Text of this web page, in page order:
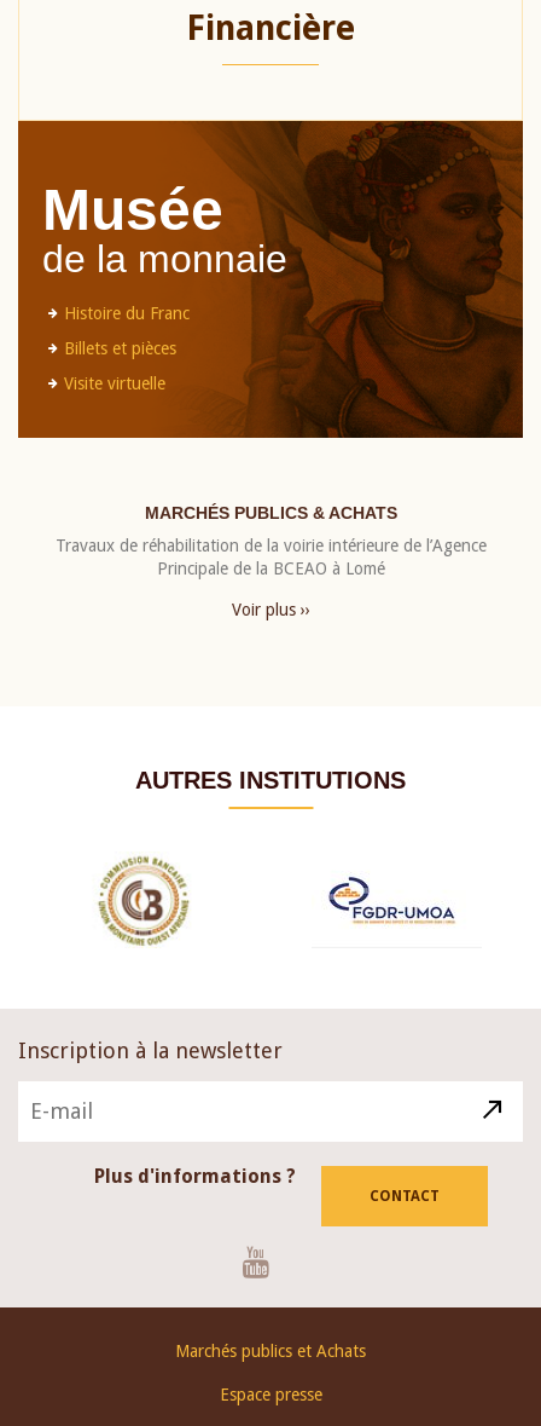
Financière
Musée
de la monnaie
Histoire du Franc
Billets et pièces
Visite virtuelle
MARCHÉS PUBLICS & ACHATS
Travaux de réhabilitation de la voirie intérieure de l’Agence
Principale de la BCEAO à Lomé
Voir plus ››
AUTRES INSTITUTIONS
Inscription à la newsletter
Plus d'informations ?
CONTACT
Marchés publics et Achats
Espace presse